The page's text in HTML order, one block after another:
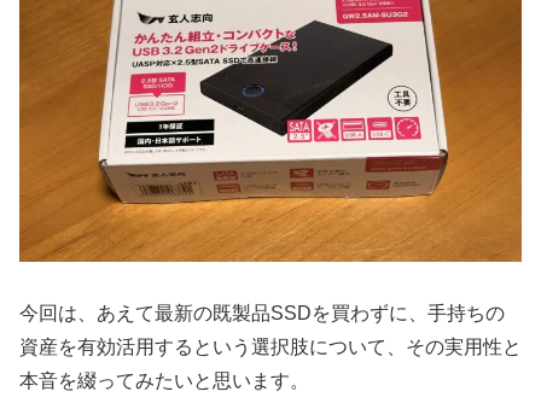
今回は、あえて最新の既製品SSDを買わずに、手持ちの
資産を有効活用するという選択肢について、その実用性と
本音を綴ってみたいと思います。